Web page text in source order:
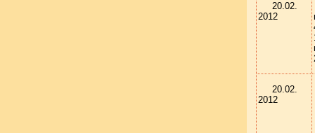
20.02.
2012
20.02.
2012